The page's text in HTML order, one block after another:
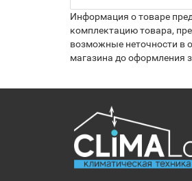
Информация о товаре
комплектацию товара,
возможные неточности в
магазина до оформления